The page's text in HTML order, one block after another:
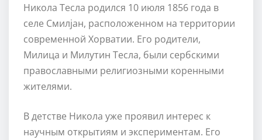
Никола Тесла родился 10 июля 1856 года в
селе Смилјан, расположенном на территории
современной Хорватии. Его родители,
Милица и Милутин Тесла, были сербскими
православными религиозными коренными
жителями.
В детстве Никола уже проявил интерес к
научным открытиям и экспериментам. Его